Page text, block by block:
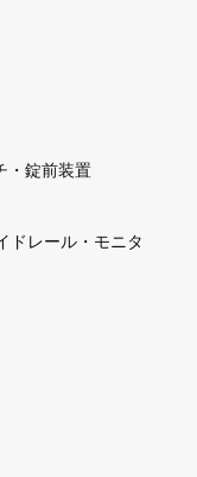
・錠前装置
ドレール・モニタ